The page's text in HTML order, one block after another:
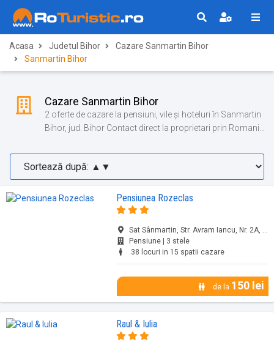
Acasa Judetul Bihor
Cazare Sanmartin Bihor
Sanmartin Bihor
Cazare Sanmartin Bihor
2 oferte de cazare la pensiuni, vile și hoteluri în Sanmartin
Bihor, jud. Bihor Contact direct la proprietari prin Romania
Pensiunea Rozeclas
Sat Sânmartin, Str. Avram Iancu, Nr. 2A, Băile Felix, jud. Bihor
Pensiune | 3 stele
38 locuri in 15 spatii cazare
de la 150 lei
Raul & Iulia